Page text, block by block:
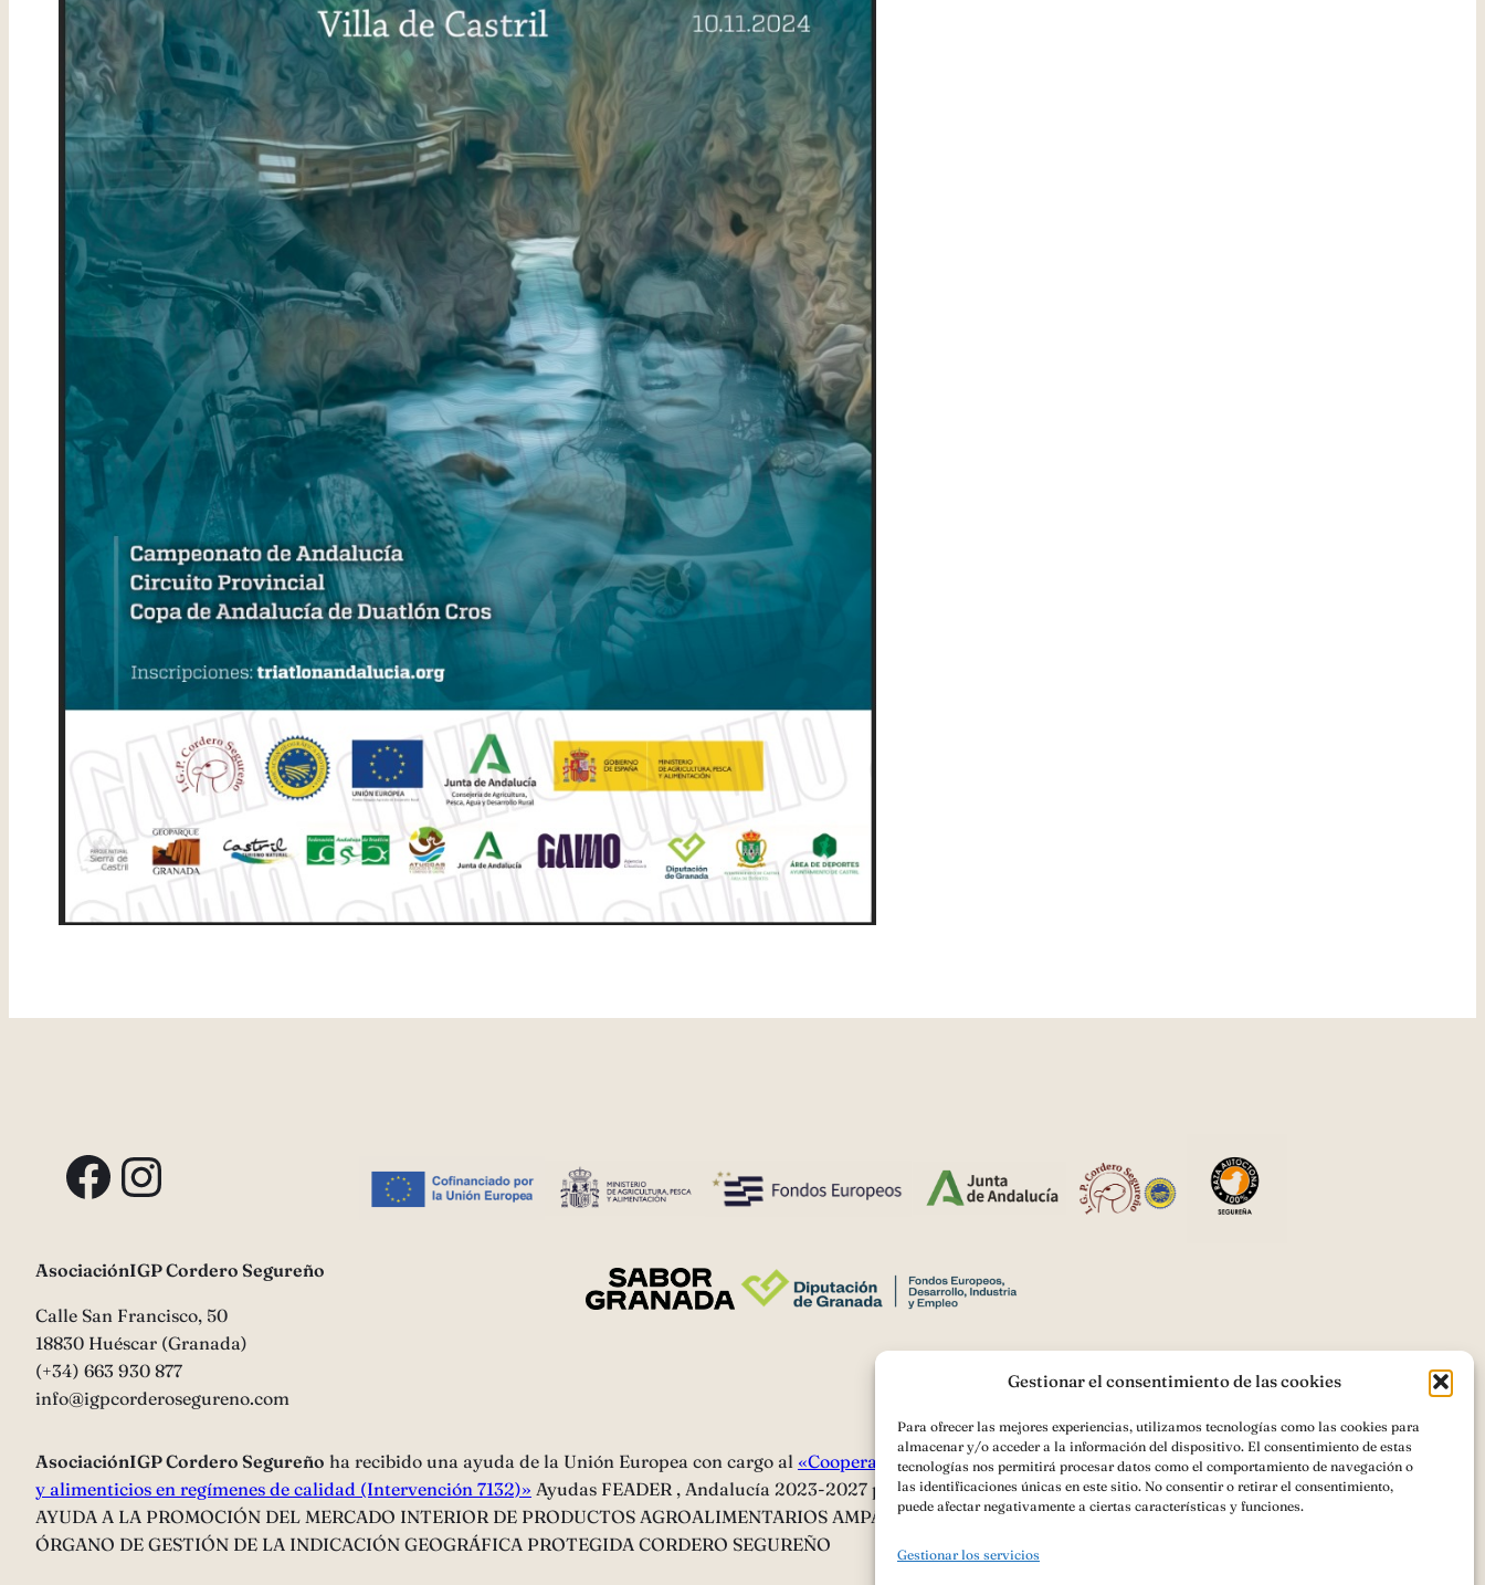
Gestionar el consentimiento de las cookies
Para ofrecer las mejores experiencias, utilizamos tecnologías como las cookies para
almacenar y/o acceder a la información del dispositivo. El consentimiento de estas
tecnologías nos permitirá procesar datos como el comportamiento de navegación o
las identificaciones únicas en este sitio. No consentir o retirar el consentimiento,
puede afectar negativamente a ciertas características y funciones.
Gestionar los servicios
Facebook Instagram
AsociaciónIGP Cordero Segureño
Calle San Francisco, 50
18830 Huéscar (Granada)
(+34) 663 930 877
info@igpcorderosegureno.com
AsociaciónIGP Cordero Segureño ha recibido una ayuda de la Unión Europea con cargo al «Cooperación para la promoción de los productos agrícolas
y alimenticios en regímenes de calidad (Intervención 7132)» Ayudas FEADER , Andalucía 2023-2027 para ACCIONES PROMOCIONALES PARA LA
AYUDA A LA PROMOCIÓN DEL MERCADO INTERIOR DE PRODUCTOS AGROALIMENTARIOS AMPARADOS POR UN REGIMEN DE CALIDAD AL
ÓRGANO DE GESTIÓN DE LA INDICACIÓN GEOGRÁFICA PROTEGIDA CORDERO SEGUREÑO